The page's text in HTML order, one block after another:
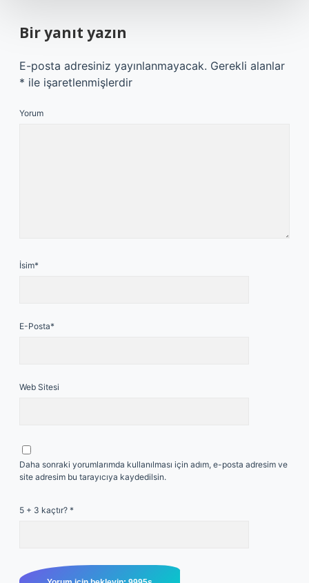
Bir yanıt yazın
E-posta adresiniz yayınlanmayacak. Gerekli alanlar
* ile işaretlenmişlerdir
Yorum
İsim*
E-Posta*
Web Sitesi
Daha sonraki yorumlarımda kullanılması için adım, e-posta adresim ve
site adresim bu tarayıcıya kaydedilsin.
5 + 3 kaçtır? *